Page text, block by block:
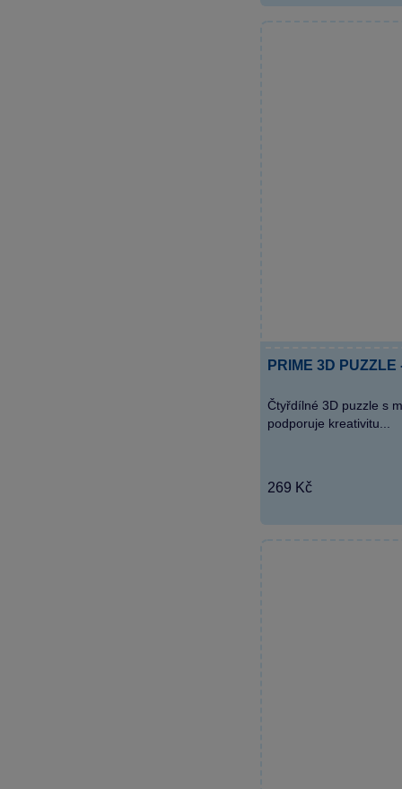
PRIME 3D
Čtyřdílné 3D puzzle s
podporuje kreativitu...
269 Kč